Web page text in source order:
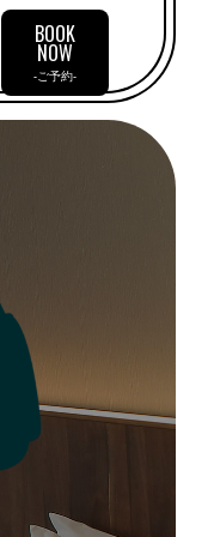
BOOK
NOW
-ご予約-